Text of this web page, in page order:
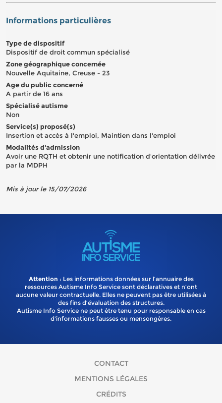
Informations particulières
Type de dispositif
Dispositif de droit commun spécialisé
Zone géographique concernée
Nouvelle Aquitaine, Creuse - 23
Age du public concerné
A partir de 16 ans
Spécialisé autisme
Non
Service(s) proposé(s)
Insertion et accès à l'emploi, Maintien dans l'emploi
Modalités d'admission
Avoir une RQTH et obtenir une notification d'orientation délivrée
par la MDPH
Mis à jour le 15/07/2026
Attention : Les informations données sur l’annuaire des
ressources Autisme Info Service sont déclaratives et n’ont
aucune valeur contractuelle. Elles ne peuvent pas être utilisées à
des fins d’évaluation des structures.
Autisme Info Service ne peut être tenu pour responsable en cas
d'informations fausses ou mensongères.
CONTACT
MENTIONS LÉGALES
CRÉDITS